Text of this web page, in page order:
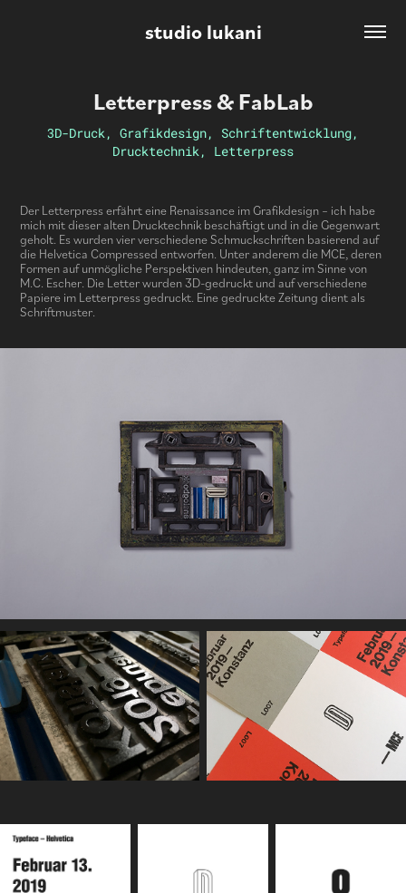
studio lukani
Letterpress & FabLab
3D-Druck, Grafikdesign, Schriftentwicklung,
Drucktechnik, Letterpress
Der Letterpress erfährt eine Renaissance im Grafik­design – ich habe
mich mit dieser alten Drucktechnik beschäftigt und in die Gegenwart
geholt. Es wurden vier verschiedene Schmuckschriften basierend auf
die Helvetica Compressed entworfen. Unter anderem die MCE, deren
Formen auf unmögliche Perspektiven hindeuten, ganz im Sinne von
M.C. Escher. Die Letter wurden 3D-gedruckt und auf verschiedene
Papiere im Letterpress gedruckt. Eine gedruckte Zeitung dient als
Schriftmuster.